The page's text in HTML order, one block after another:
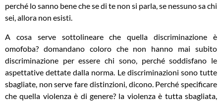
perché lo sanno bene che se di te non si parla, se nessuno sa chi
sei, allora non esisti.
A cosa serve sottolineare che quella discriminazione è
omofoba? domandano coloro che non hanno mai subito
discriminazione per essere chi sono, perché soddisfano le
aspettative dettate dalla norma. Le discriminazioni sono tutte
sbagliate, non serve fare distinzioni, dicono. Perché specificare
che quella violenza è di genere? la violenza è tutta sbagliata,